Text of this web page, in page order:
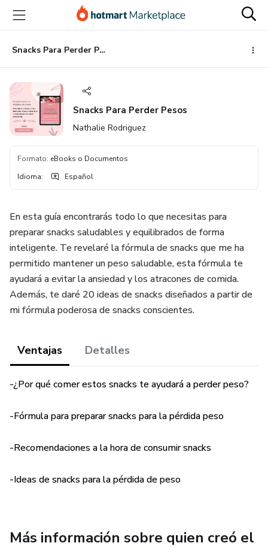
principal
página
de
página
Snacks Para Perder Pesos
Snacks Para Perder Pesos
Nathalie Rodriguez
Formato: eBooks o Documentos
Idioma: Español
En esta guía encontrarás todo lo que necesitas para
preparar snacks saludables y equilibrados de forma
inteligente. Te revelaré la fórmula de snacks que me ha
permitido mantener un peso saludable, esta fórmula te
ayudará a evitar la ansiedad y los atracones de comida.
Además, te daré 20 ideas de snacks diseñados a partir de
mi fórmula poderosa de snacks conscientes.
Ventajas Detalles
-¿Por qué comer estos snacks te ayudará a perder peso?
-Fórmula para preparar snacks para la pérdida peso
-Recomendaciones a la hora de consumir snacks
-Ideas de snacks para la pérdida de peso
Más información sobre quien creó el